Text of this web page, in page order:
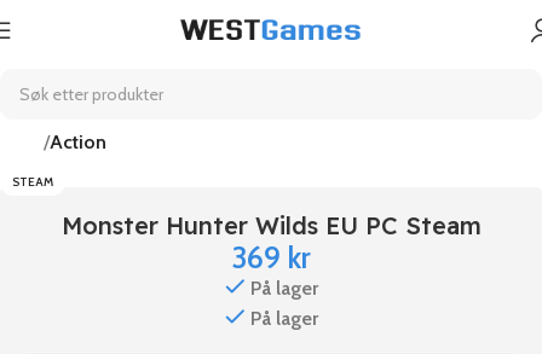
Action
STEAM
Monster Hunter Wilds EU PC Steam
369 kr
På lager
På lager